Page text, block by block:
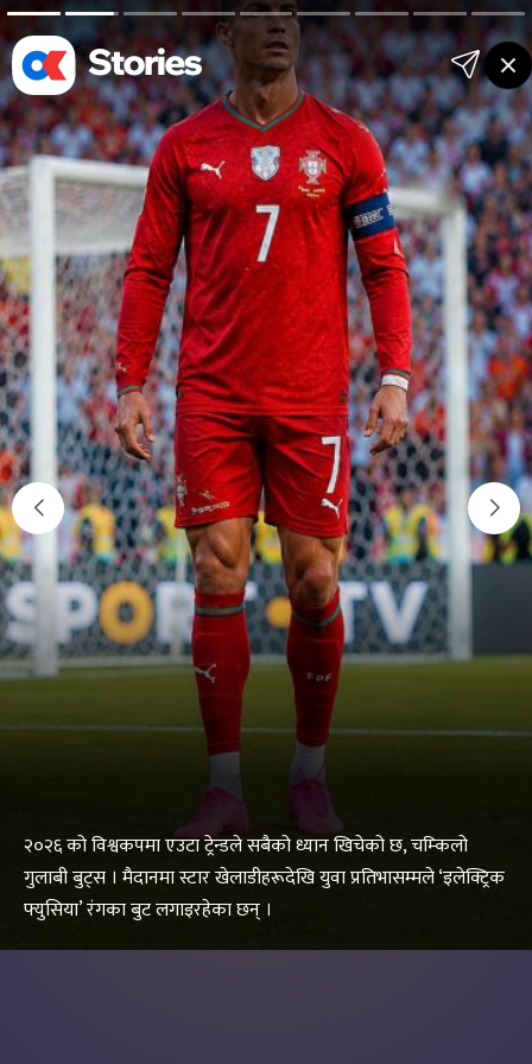
२०२६ को विश्वकपमा एउटा ट्रेन्डले सबैको ध्यान खिचेको छ, चम्किलो
गुलाबी बुट्स । मैदानमा स्टार खेलाडीहरूदेखि युवा प्रतिभासम्मले ‘इलेक्ट्रिक
फ्युसिया’ रंगका बुट लगाइरहेका छन् ।